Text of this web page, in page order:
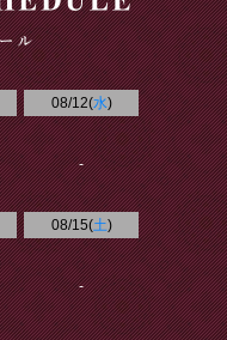
08/12(水)
-
08/15(土)
-